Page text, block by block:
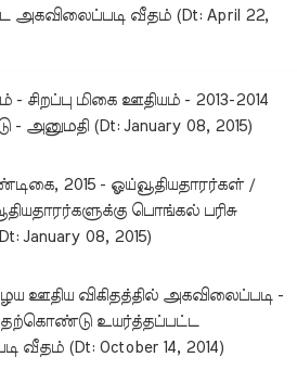
அகவிலைப்படி வீதம் (Dt: April 22,
- சிறப்பு மிகை ஊதியம் - 2013-2014
(Dt: January 08, 2015)
2015 - ஓய்வூதியதாரர்கள் /
பொங்கல் பரிசு
January 08, 2015)
ஊதிய விகிதத்தில் அகவிலைப்படி -
முதற்கொண்டு உயர்த்தப்பட்ட
வீதம் (Dt: October 14, 2014)